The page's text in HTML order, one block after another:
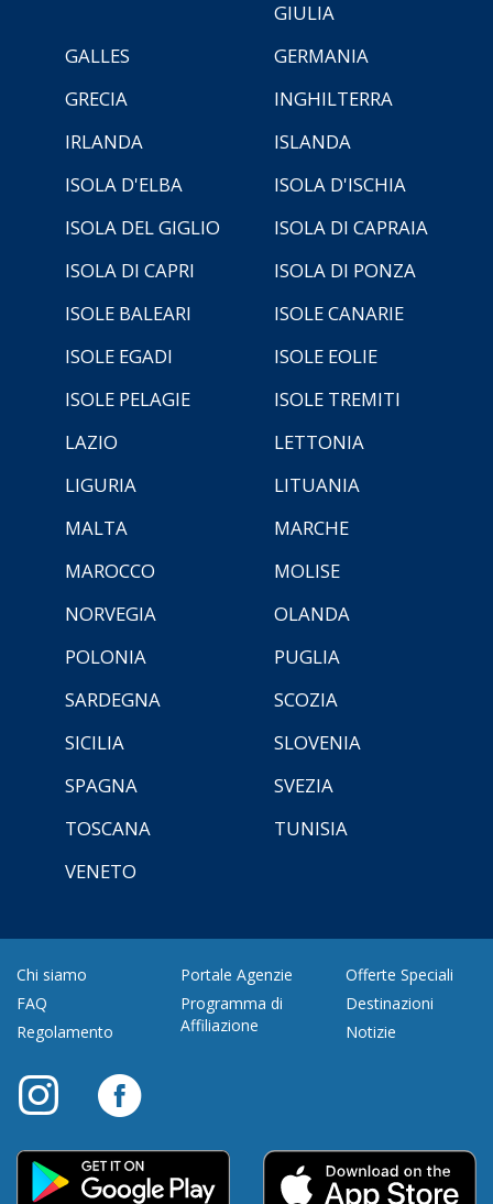
GIULIA
GALLES
GERMANIA
GRECIA
INGHILTERRA
IRLANDA
ISLANDA
ISOLA D'ELBA
ISOLA D'ISCHIA
ISOLA DEL GIGLIO
ISOLA DI CAPRAIA
ISOLA DI CAPRI
ISOLA DI PONZA
ISOLE BALEARI
ISOLE CANARIE
ISOLE EGADI
ISOLE EOLIE
ISOLE PELAGIE
ISOLE TREMITI
LAZIO
LETTONIA
LIGURIA
LITUANIA
MALTA
MARCHE
MAROCCO
MOLISE
NORVEGIA
OLANDA
POLONIA
PUGLIA
SARDEGNA
SCOZIA
SICILIA
SLOVENIA
SPAGNA
SVEZIA
TOSCANA
TUNISIA
VENETO
Chi siamo
FAQ
Regolamento
Portale Agenzie
Programma di
Affiliazione
Offerte Speciali
Destinazioni
Notizie